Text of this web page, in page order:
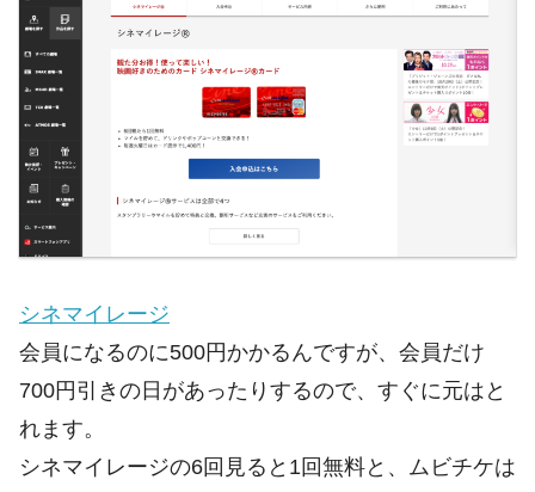
シネマイレージ
会員になるのに500円かかるんですが、会員だけ
700円引きの日があったりするので、すぐに元はと
れます。
シネマイレージの6回見ると1回無料と、ムビチケは